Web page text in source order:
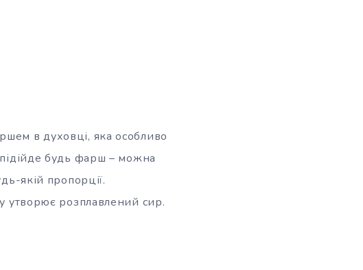
в духовці, яка особливо
будь фарш – можна
якій пропорції.
утворює розплавлений сир.